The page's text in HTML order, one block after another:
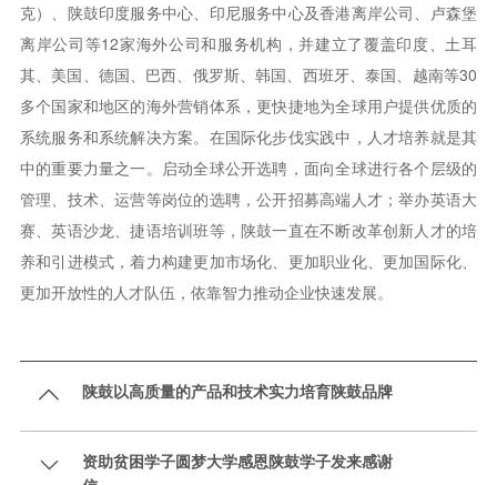
克）、陕鼓印度服务中心、印尼服务中心及香港离岸公司、卢森堡
离岸公司等12家海外公司和服务机构，并建立了覆盖印度、土耳
其、美国、德国、巴西、俄罗斯、韩国、西班牙、泰国、越南等30
多个国家和地区的海外营销体系，更快捷地为全球用户提供优质的
系统服务和系统解决方案。在国际化步伐实践中，人才培养就是其
中的重要力量之一。启动全球公开选聘，面向全球进行各个层级的
管理、技术、运营等岗位的选聘，公开招募高端人才；举办英语大
赛、英语沙龙、捷语培训班等，陕鼓一直在不断改革创新人才的培
养和引进模式，着力构建更加市场化、更加职业化、更加国际化、
更加开放性的人才队伍，依靠智力推动企业快速发展。
 陕鼓以高质量的产品和技术实力培育陕鼓品牌

资助贫困学子圆梦大学感恩陕鼓学子发来感谢